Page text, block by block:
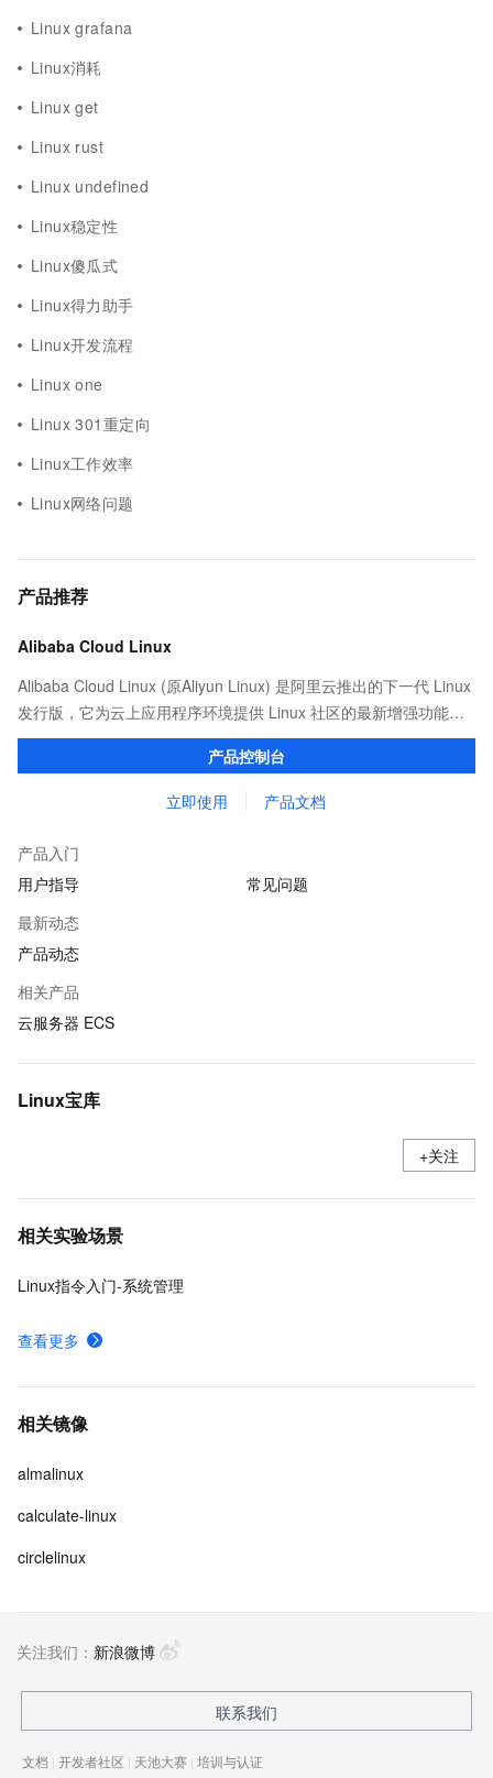
Linux grafana
Linux消耗
Linux get
Linux rust
Linux undefined
Linux稳定性
Linux傻瓜式
Linux得力助手
Linux开发流程
Linux one
Linux 301重定向
Linux工作效率
Linux网络问题
产品推荐
Alibaba Cloud Linux
Alibaba Cloud Linux (原Aliyun Linux) 是阿里云推出的下一代 Linux
发行版，它为云上应用程序环境提供 Linux 社区的最新增强功能，
在提供云上最佳用户体验的同时，也针对阿里云基础设施做了深度
产品控制台
立即使用 产品文档
产品入门
用户指导
常见问题
最新动态
产品动态
相关产品
云服务器 ECS
Linux宝库
+关注
相关实验场景
Linux指令入门-系统管理
查看更多
相关镜像
almalinux
calculate-linux
circlelinux
关注我们： 新浪微博
联系我们
文档 | 开发者社区 | 天池大赛 | 培训与认证